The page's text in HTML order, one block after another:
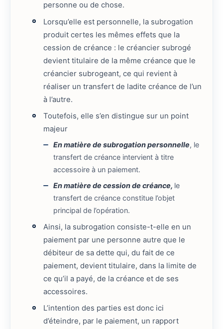
personne ou de chose.
Lorsqu’elle est personnelle, la subrogation
produit certes les mêmes effets que la
cession de créance : le créancier subrogé
devient titulaire de la même créance que le
créancier subrogeant, ce qui revient à
réaliser un transfert de ladite créance de l’un
à l’autre.
Toutefois, elle s’en distingue sur un point
majeur
En matière de subrogation personnelle, le
transfert de créance intervient à titre
accessoire à un paiement.
En matière de cession de créance, le
transfert de créance constitue l’objet
principal de l’opération.
Ainsi, la subrogation consiste-t-elle en un
paiement par une personne autre que le
débiteur de sa dette qui, du fait de ce
paiement, devient titulaire, dans la limite de
ce qu’il a payé, de la créance et de ses
accessoires.
L’intention des parties est donc ici
d’éteindre, par le paiement, un rapport